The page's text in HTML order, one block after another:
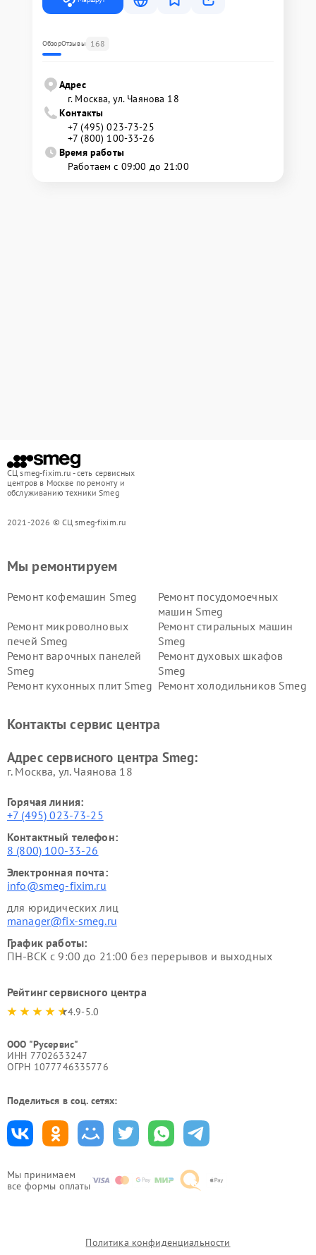
ОбзорОтзывы 168
Адрес
г. Москва, ул. Чаянова 18
Контакты
+7 (495) 023-73-25
+7 (800) 100-33-26
Время работы
Работаем с 09:00 до 21:00
СЦ smeg-fixim.ru - сеть сервисных
центров в Москве по ремонту и
обслуживанию техники Smeg
2021-2026 © СЦ smeg-fixim.ru
Мы принимаем
все формы оплаты
Мы ремонтируем
Ремонт кофемашин Smeg
Ремонт посудомоечных
машин Smeg
Ремонт микроволновых
печей Smeg
Ремонт стиральных машин
Smeg
Ремонт варочных панелей
Smeg
Ремонт духовых шкафов
Smeg
Ремонт кухонных плит Smeg Ремонт холодильников Smeg
Контакты сервис центра
Адрес сервисного центра Smeg:
г. Москва, ул. Чаянова 18
Горячая линия:
+7 (495) 023-73-25
Контактный телефон:
8 (800) 100-33-26
Электронная почта:
info@smeg-fixim.ru
для юридических лиц
manager@fix-smeg.ru
График работы:
ПН-ВСК с 9:00 до 21:00 без перерывов и выходных
Рейтинг сервисного центра
4.9-5.0
ООО "Русервис"
ИНН 7702633247
ОГРН 1077746335776
Поделиться в соц. сетях:
Политика конфиденциальности